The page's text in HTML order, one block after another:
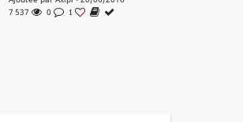
7 537
0 1